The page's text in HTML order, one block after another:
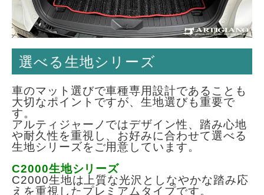
選べる生地シリーズ
車のマット選びで車種専用設計であることも
大切なポイントですが、生地選びも重要で
す。
アルティジャーノではデザイン性、踏み心地
や耐久性を重視し、お好みに合わせて選べる
生地シリーズをご用意しています。
C2000生地シリーズ
C2000生地は上質な光沢としなやかな踏み応
えを重視したプレミアムタイプです。